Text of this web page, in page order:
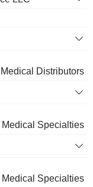
Medical Distributors
Medical Specialties
Medical Specialties